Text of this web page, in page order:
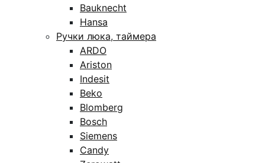
Bauknecht
Hansa
Ручки люка, таймера
ARDO
Ariston
Indesit
Beko
Blomberg
Bosch
Siemens
Candy